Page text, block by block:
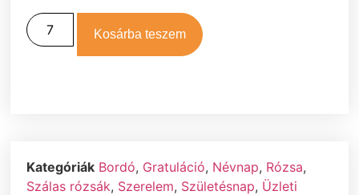
Kosárba teszem
Kategóriák Bordó, Gratuláció, Névnap, Rózsa,
Szálas rózsák, Szerelem, Születésnap, Üzleti